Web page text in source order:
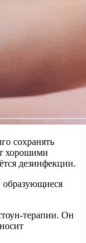
сохранять
хорошими
дезинфекции.
образующиеся
терапии. Он